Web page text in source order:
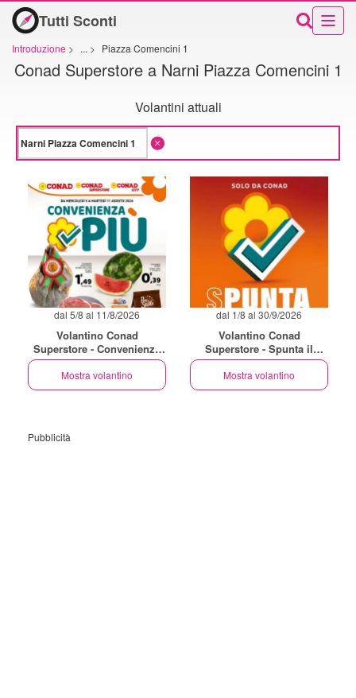
Tutti Sconti
Introduzione > ... > Piazza Comencini 1
Conad Superstore a Narni Piazza Comencini 1
Volantini attuali
dal 5/8 al 11/8/2026
Volantino Conad
Superstore - Convenienza
Più
Mostra volantino
dal 1/8 al 30/9/2026
Volantino Conad
Superstore - Spunta il
Risparmio
Mostra volantino
Pubblicità